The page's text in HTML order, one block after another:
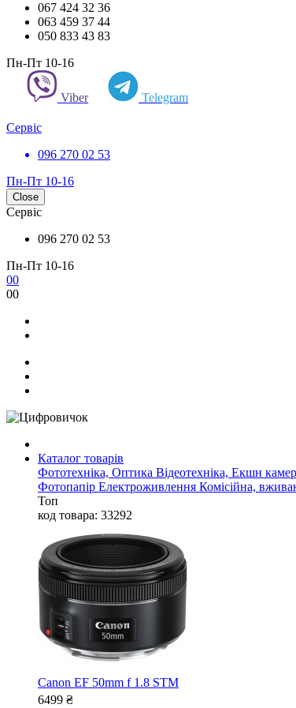
067 424 32 36
063 459 37 44
050 833 43 83
Пн-Пт 10-16
Viber Telegram
Сервіс
096 270 02 53
Пн-Пт 10-16
Close
Сервіс
096 270 02 53
Пн-Пт 10-16
00
00
Каталог товарів
Фототехніка, Оптика Відеотехніка, Екшн
Фотопапір Електроживлення Комісійна,
Топ
код товара: 33292
Canon EF 50mm f 1.8 STM
6499 ₴